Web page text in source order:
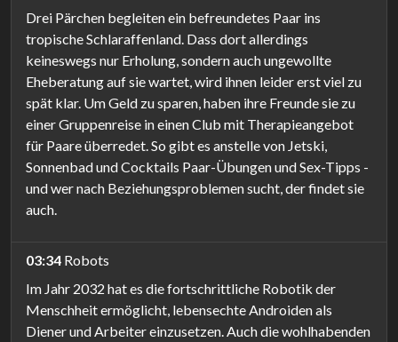
Drei Pärchen begleiten ein befreundetes Paar ins
tropische Schlaraffenland. Dass dort allerdings
keineswegs nur Erholung, sondern auch ungewollte
Eheberatung auf sie wartet, wird ihnen leider erst viel zu
spät klar. Um Geld zu sparen, haben ihre Freunde sie zu
einer Gruppenreise in einen Club mit Therapieangebot
für Paare überredet. So gibt es anstelle von Jetski,
Sonnenbad und Cocktails Paar-Übungen und Sex-Tipps -
und wer nach Beziehungsproblemen sucht, der findet sie
auch.
03:34 Robots
Im Jahr 2032 hat es die fortschrittliche Robotik der
Menschheit ermöglicht, lebensechte Androiden als
Diener und Arbeiter einzusetzen. Auch die wohlhabenden